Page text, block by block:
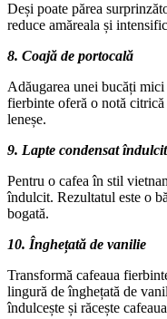
Deși poate părea
reduce amăreala și
8. Coajă de portocală
Adăugarea unei bucăți
fierbinte oferă o notă
leneșe.
9. Lapte condensat îndulcit
Pentru o cafea în stil
îndulcit. Rezultatul este o
bogată.
10. Înghețată de vanilie
Transformă cafeaua
lingură de înghețată de
îndulcește și răcește